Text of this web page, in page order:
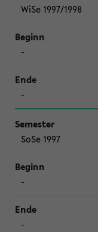
WiSe 1997/1998
-
-
SoSe 1997
-
-